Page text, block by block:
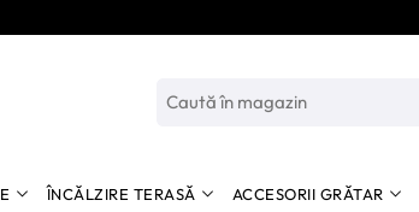
ÎNCĂLZIRE TERASĂ ACCESORII GRĂTAR